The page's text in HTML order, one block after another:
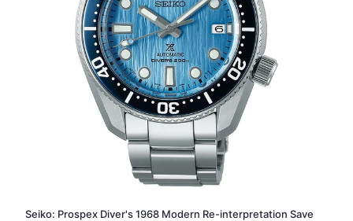
Seiko: Prospex Diver's 1968 Modern Re-interpretation Save